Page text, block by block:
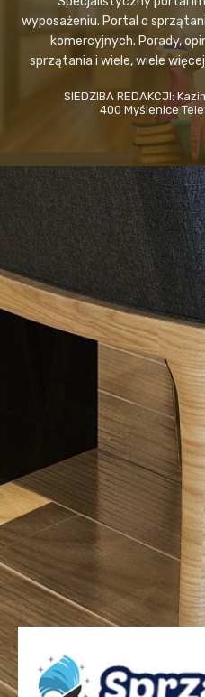
wyposażeniu. Portal o
komercyjnych. Porady,
sprzątania i wiele, wiele
SIEDZIBA REDAKCJI:
400 Myślenice